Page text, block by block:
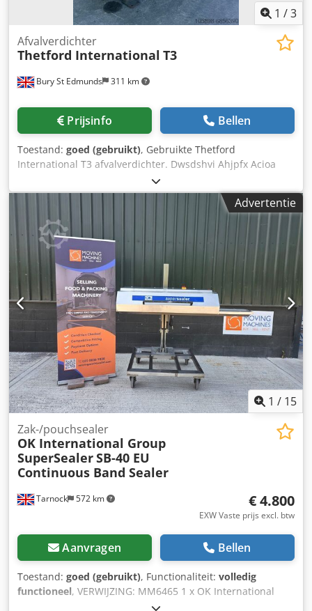
1 /3
Bury St Edmunds 311 km
Afvalverdichter
Thetford International T3
Prijsinfo Bellen
Toestand: goed (gebruikt), Gebruikte Thetford
International T3 afvalverdichter. Dwsdshvi Ahjpfx Acioa
Advertentie
1 / 15
Tarnock 572 km
Zak-/pouchsealer
OK International Group
SuperSealerSB-40 EU
Continuous Band Sealer
€ 4.800
EXW Vaste prijs excl. btw
Aanvragen Bellen
Toestand: goed (gebruikt), Functionaliteit: volledig
functioneel, VERWIJZING: MM6465 1 x OK International
Group SuperSealer, een bandsealmachine voor continue